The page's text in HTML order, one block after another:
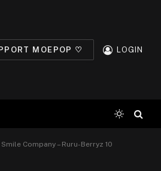
MOEPOP ♡ LOGIN
Company – Ruru-Berryz 10